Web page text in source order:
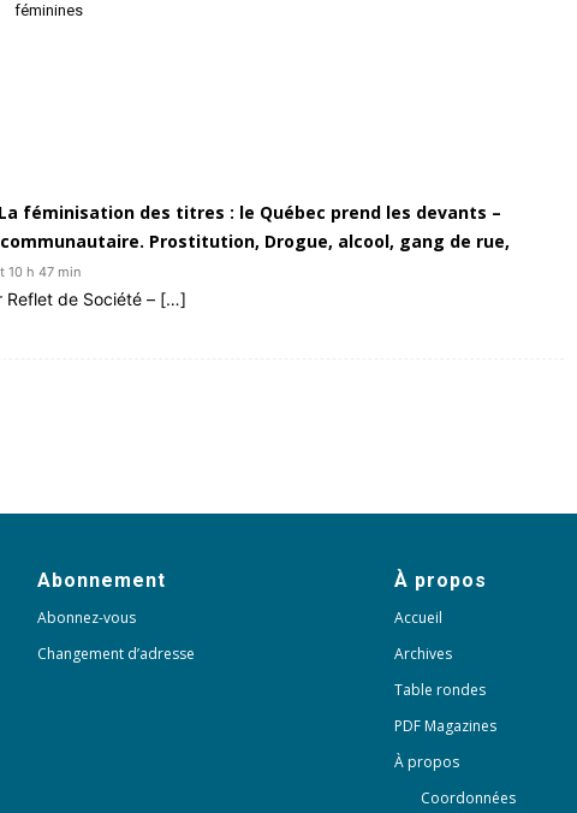
féminines
féminisation des titres : le Québec prend les devants –
Prostitution, Drogue, alcool, gang de rue,
10 h 47 min
de Société – […]
Abonnement
Abonnez-vous
Changement d’adresse
À propos
Accueil
Archives
Table rondes
PDF Magazines
À propos
Coordonnées